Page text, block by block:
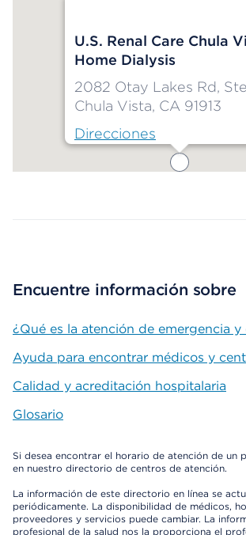
U.S. Renal Care Chula
Home Dialysis
2082 Otay Lakes Rd, Ste
Chula Vista, CA 91913
Direcciones
Encuentre información sobre
¿Qué es la atención de emergencia y
Ayuda para encontrar médicos y
Calidad y acreditación hospitalaria
Glosario
Si desea encontrar el horario de atención de un
en nuestro directorio de centros de atención.
La información de este directorio en línea se
periódicamente. La disponibilidad de médicos,
proveedores y servicios puede cambiar. La
profesional de la salud nos la proporciona el